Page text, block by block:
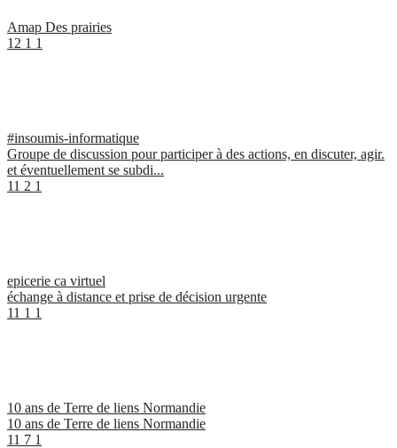
Amap Des prairies
12 1 1
#insoumis-informatique
Groupe de discussion pour participer à des actions, en discuter, agir.
et éventuellement se subdi...
11 2 1
epicerie ca virtuel
échange à distance et prise de décision urgente
11 1 1
10 ans de Terre de liens Normandie
10 ans de Terre de liens Normandie
11 7 1